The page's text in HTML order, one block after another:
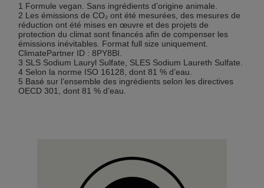
1 Formule vegan. Sans ingrédients d’origine animale.
2 Les émissions de CO₂ ont été mesurées, des mesures de
réduction ont été mises en œuvre et des projets de
protection du climat sont financés afin de compenser les
émissions inévitables. Format full size uniquement.
ClimatePartner ID : 8PY8BI.
3 SLS Sodium Lauryl Sulfate, SLES Sodium Laureth Sulfate.
4 Selon la norme ISO 16128, dont 81 % d’eau.
5 Basé sur l’ensemble des ingrédients selon les directives
OECD 301, dont 81 % d’eau.